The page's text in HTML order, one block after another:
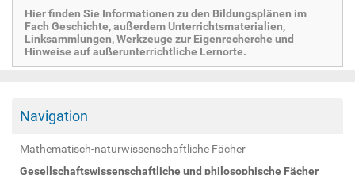
Hier finden Sie Informationen zu den Bildungsplänen im
Fach Geschichte, außerdem Unterrichtsmaterialien,
Linksammlungen, Werkzeuge zur Eigenrecherche und
Hinweise auf außerunterrichtliche Lernorte.
Navigation
Mathematisch-naturwissenschaftliche Fächer
Gesellschaftswissenschaftliche und philosophische Fächer